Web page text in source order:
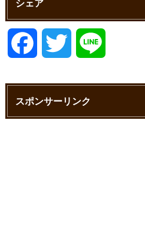
シェア
c i
スポンサーリンク